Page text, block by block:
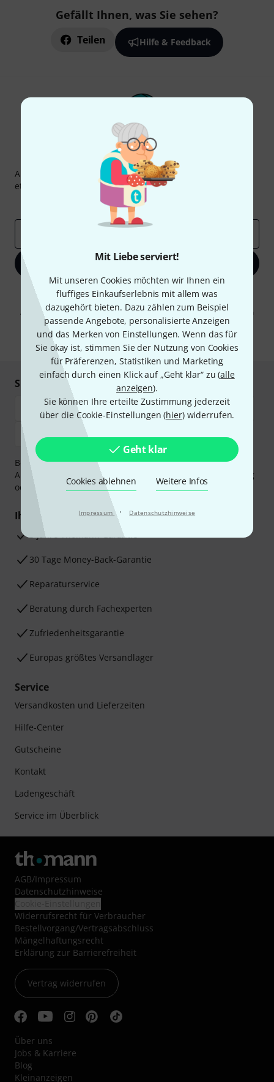
Mit Liebe serviert!
Mit unseren Cookies möchten wir Ihnen ein
fluffiges Einkaufserlebnis mit allem was
dazugehört bieten. Dazu zählen zum Beispiel
passende Angebote, personalisierte Anzeigen
und das Merken von Einstellungen. Wenn das für
Sie okay ist, stimmen Sie der Nutzung von Cookies
für Präferenzen, Statistiken und Marketing
einfach durch einen Klick auf „Geht klar“ zu (alle
anzeigen).
Sie können Ihre erteilte Zustimmung jederzeit
über die Cookie-Einstellungen (hier) widerrufen.
Geht klar
Cookies ablehnen Weitere Infos
Impressum · Datenschutzhinweise
Gefällt Ihnen, was Sie sehen?
Teilen Hilfe & Feedback
Thomann Newsletter
Abonniere den Thomann Newsletter und gewinne mit
etwas Glück einen von50 Gutscheinen
Inspirierende Beiträge
Deals
Jetzt anmelden
Mit Klick auf „Jetzt anmelden“ stimmen Sie dem Erhalt von E-Mail-
Werbung und einer Messung des E-Mail-Nutzungsverhaltens zu. Die
Abmeldung ist jederzeit möglich. Weitere Informationen finden Sie in
unserenDatenschutzhinweisen.
Sicher einkaufen & bezahlen
Bezahlen Sie vertraulich und sicher per Vorkasse, PayPal,
Amazon Pay,
Klarna Sofort bezahlen
Klarna Ratenzahlung
oder Kreditkarte.
Ihre Vorteile
3 Jahre Thomann Garantie
30 Tage Money-Back-Garantie
Reparaturservice
Beratung durch Fachexperten
Zufriedenheitsgarantie
Europas größtes Versandlager
Service
Versandkosten und Lieferzeiten
Hilfe-Center
Gutscheine
Kontakt
Ladengeschäft
Service im Überblick
AGB/Impressum
Datenschutzhinweise
Widerrufsrecht für Verbraucher
Bestellvorgang/Vertragsabschluss
Mängelhaftungsrecht
Erklärung zur Barrierefreiheit
Vertrag widerrufen
Über uns
Jobs & Karriere
Blog
Kleinanzeigen